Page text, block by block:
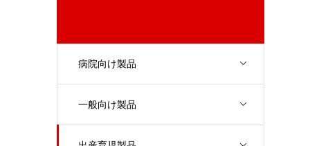
病院向け製品
一般向け製品